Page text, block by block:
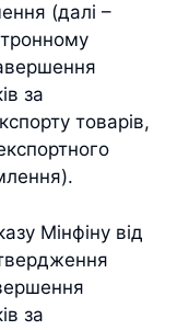
(далі –
за
товарів,
Мінфіну від
за